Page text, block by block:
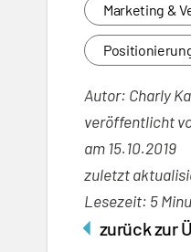
Marketing &
Autor: Charly
veröffentlicht
am 15.10.2019
zuletzt
Lesezeit: 5
zurück zur